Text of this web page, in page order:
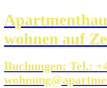
wohnen auf
Buchungen: Tel.: